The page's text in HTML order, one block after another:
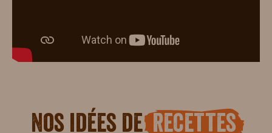
Nos idées de recettes